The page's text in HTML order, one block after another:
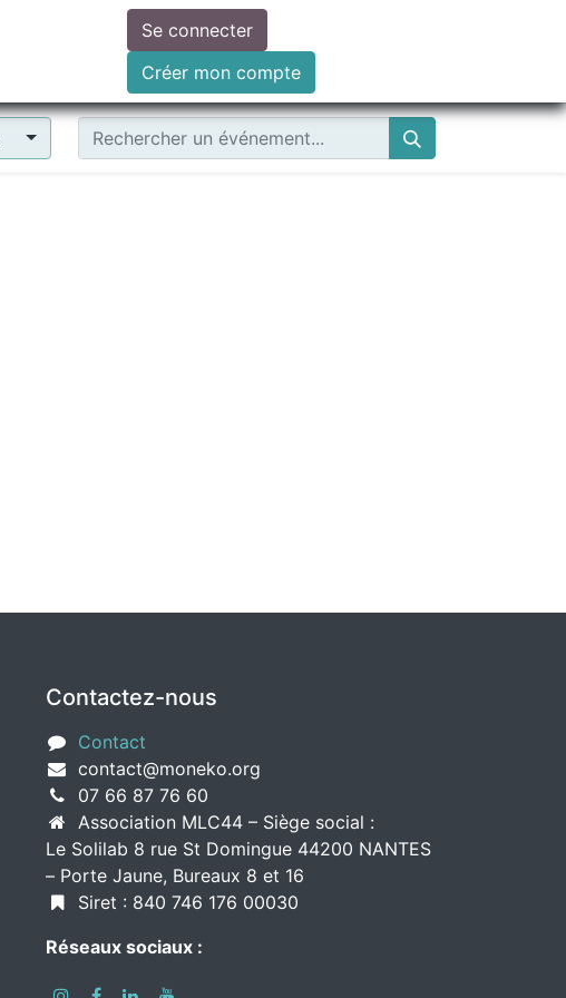
Faire un don
Se connecter
Créer mon compte
Contactez-nous
Contact
contact@moneko.org
07 66 87 76 60
Association MLC44 – Siège social :
Le Solilab 8 rue St Domingue 44200 NANTES
– Porte Jaune, Bureaux 8 et 16
Siret : 840 746 176 00030
Réseaux sociaux :